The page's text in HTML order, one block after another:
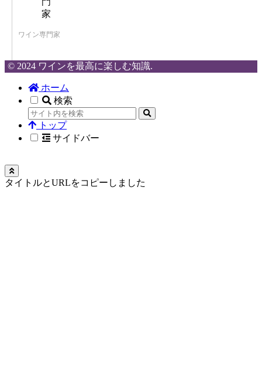
ワイン専門家
© 2024 ワインを最高に楽しむ知識.
ホーム
検索
トップ
サイドバー
タイトルとURLをコピーしました